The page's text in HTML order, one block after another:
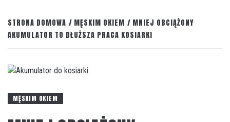
STRONA DOMOWA MĘSKIM OKIEM
MNIEJ OBCIĄŻONY
AKUMULATOR TO DŁUŻSZA PRACA KOSIARKI
MĘSKIM OKIEM